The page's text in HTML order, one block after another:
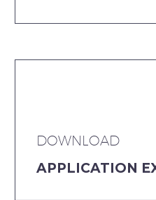
DOWNLOAD
APPLICATION